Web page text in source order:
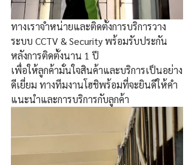
ทางเราจำหน่ายและติดตั้งการบริการวาง
ระบบ CCTV & Security พร้อมรับประกัน
หลังการติดตั้งนาน 1 ปี
เพื่อให้ลูกค้ามั่นใจสินค้าและบริการเป็นอย่าง
ดีเยี่ยม ทางทีมงานโฮชิพร้อมที่จะยินดีให้คำ
แนะนำและการบริการกับลูกค้า